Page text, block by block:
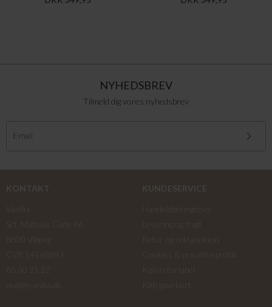
NYHEDSBREV
Tilmeld dig vores nyhedsbrev
KONTAKT
KUNDESERVICE